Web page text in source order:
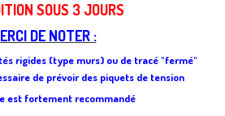
SOUS 3 JOURS
DE NOTER :
rigides (type murs) ou de tracé "fermé"
de prévoir des piquets de tension
est fortement recommandé